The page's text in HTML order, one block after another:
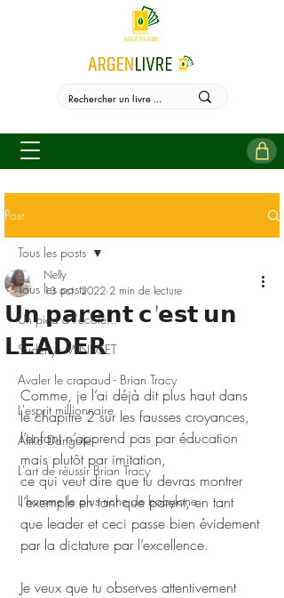
Post
Tous les posts
Un pied à l'école...
Sudehy - MINDSET
Avaler le crapaud - Brian Tracy
L'esprit millionnaire
Aliko Dangote
L'art de réussir Brian Tracy
L homme le plus riche de babylone
Tous les posts
𝗨𝗻 𝗽𝗮𝗿𝗲𝗻𝘁 𝗰'𝗲𝘀𝘁 𝘂𝗻
𝗟𝗘𝗔𝗗𝗘𝗥
Nelly
13 oct. 2022 2 min de lecture
Comme, je l’ai déjà dit plus haut dans
le chapitre 2 sur les fausses croyances,
l’enfant n’apprend pas par éducation
mais plutôt par imitation,
ce qui veut dire que tu devras montrer
l’exemple en tant que parent, en tant
que leader et ceci passe bien évidement
par la dictature par l’excellence.
Je veux que tu observes attentivement